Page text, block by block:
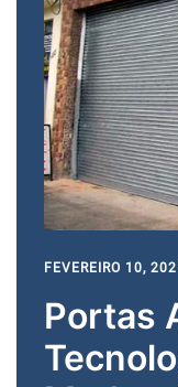
FEVEREIRO 10,
Portas